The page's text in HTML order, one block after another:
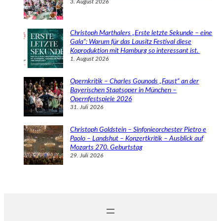
3. August 2026
Christoph Marthalers „Erste letzte Sekunde – eine
Gala“: Warum für das Lausitz Festival diese
Koproduktion mit Hamburg so interessant ist.
1. August 2026
Opernkritik – Charles Gounods „Faust“ an der
Bayerischen Staatsoper in München –
Opernfestspiele 2026
31. Juli 2026
Christoph Goldstein – Sinfonieorchester Pietro e
Paolo – Landshut – Konzertkritik – Ausblick auf
Mozarts 270. Geburtstag
29. Juli 2026